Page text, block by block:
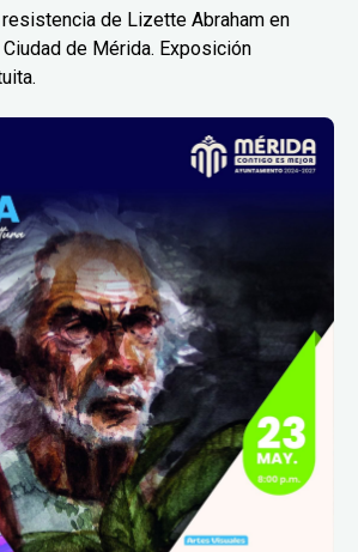
de Lizette Abraham en
de Mérida. Exposición